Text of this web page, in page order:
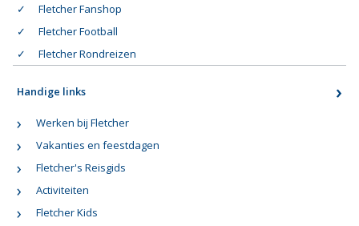
Fletcher Fanshop
Fletcher Football
Fletcher Rondreizen
Handige links
Werken bij Fletcher
Vakanties en feestdagen
Fletcher's Reisgids
Activiteiten
Fletcher Kids